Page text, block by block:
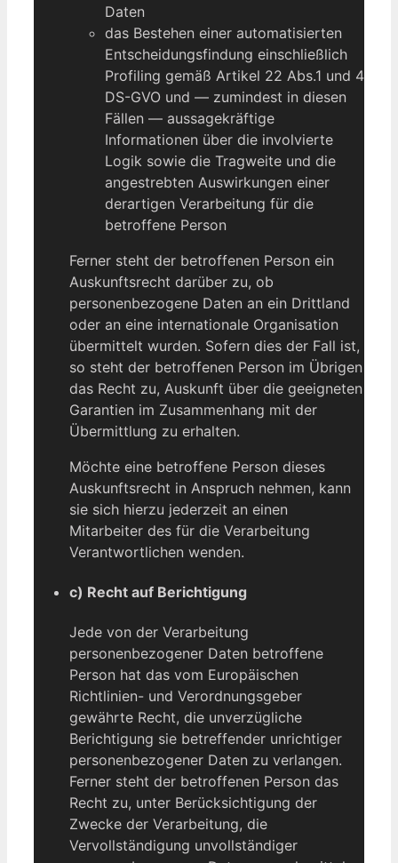
Daten
das Bestehen einer automatisierten
Entscheidungsfindung einschließlich
Profiling gemäß Artikel 22 Abs.1 und 4
DS-GVO und — zumindest in diesen
Fällen — aussagekräftige
Informationen über die involvierte
Logik sowie die Tragweite und die
angestrebten Auswirkungen einer
derartigen Verarbeitung für die
betroffene Person
Ferner steht der betroffenen Person ein
Auskunftsrecht darüber zu, ob
personenbezogene Daten an ein Drittland
oder an eine internationale Organisation
übermittelt wurden. Sofern dies der Fall ist,
so steht der betroffenen Person im Übrigen
das Recht zu, Auskunft über die geeigneten
Garantien im Zusammenhang mit der
Übermittlung zu erhalten.
Möchte eine betroffene Person dieses
Auskunftsrecht in Anspruch nehmen, kann
sie sich hierzu jederzeit an einen
Mitarbeiter des für die Verarbeitung
Verantwortlichen wenden.
c) Recht auf Berichtigung
Jede von der Verarbeitung
personenbezogener Daten betroffene
Person hat das vom Europäischen
Richtlinien- und Verordnungsgeber
gewährte Recht, die unverzügliche
Berichtigung sie betreffender unrichtiger
personenbezogener Daten zu verlangen.
Ferner steht der betroffenen Person das
Recht zu, unter Berücksichtigung der
Zwecke der Verarbeitung, die
Vervollständigung unvollständiger